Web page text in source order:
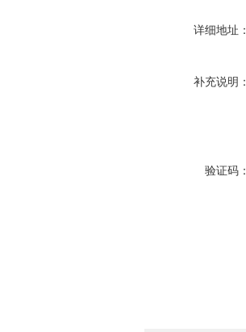
详细地址：
补充说明：
验证码：